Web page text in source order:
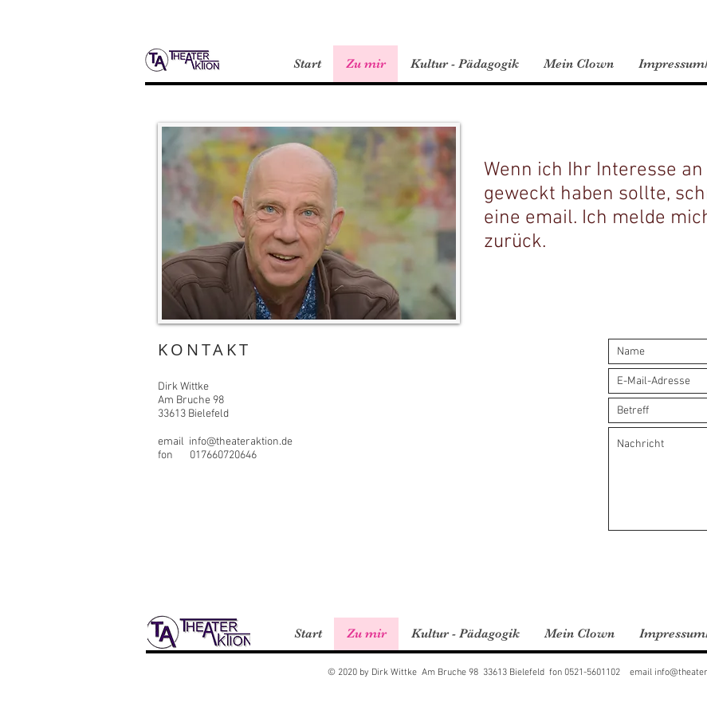
KONTAKT
Dirk Wittke
Am Bruche 98
33613 Bielefeld
email info@theateraktion.de
fon 017660720646
Wenn ich Ihr Interesse
geweckt haben sollte,
eine email. Ich melde
zurück.
Start Zu mir Kultur - Pädagogik Mein Clown
Start Zu mir Kultur - Pädagogik Mein Clown
© 2020 by Dirk Wittke Am Bruche 98 33613 Bielefeld fon 0521-5601102 email